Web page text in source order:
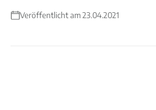
Veröffentlicht am 23.04.2021